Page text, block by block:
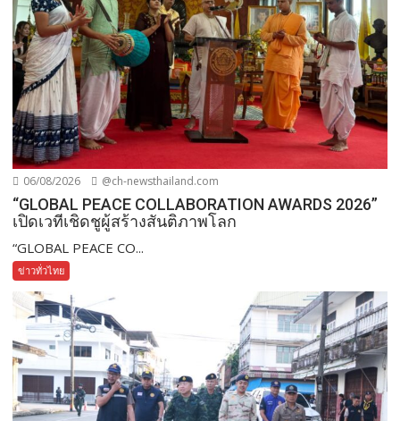
06/08/2026 @ch-newsthailand.com
“GLOBAL PEACE COLLABORATION AWARDS 2026”
เปิดเวทีเชิดชูผู้สร้างสันติภาพโลก
“GLOBAL PEACE CO...
ข่าวทั่วไทย